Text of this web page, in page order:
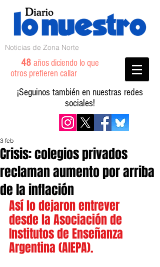
Noticias de Zona Norte
48 años diciendo lo que
otros prefieren callar
¡Seguinos también en nuestras redes
sociales!
Crisis: colegios privados
reclaman aumento por arriba
de la inflación
3 feb
Así lo dejaron entrever
desde la Asociación de
Institutos de Enseñanza
Argentina (AIEPA).